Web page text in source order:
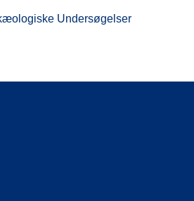
Undersøgelser